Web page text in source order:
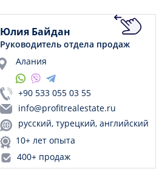
Юлия Байдан
Руководитель отдела продаж
Алания
+90 533 055 03 55
info@profitrealestate.ru
русский, турецкий, английский
10+ лет опыта
400+ продаж